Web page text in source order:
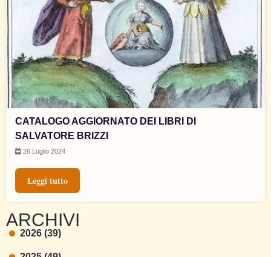
CATALOGO AGGIORNATO DEI LIBRI DI
SALVATORE BRIZZI
26 Luglio 2024
Leggi tutto
ARCHIVI
2026 (39)